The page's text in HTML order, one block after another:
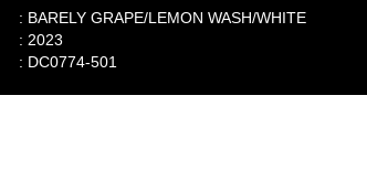
BARELY GRAPE/LEMON WASH/WHITE
2023
DC0774-501